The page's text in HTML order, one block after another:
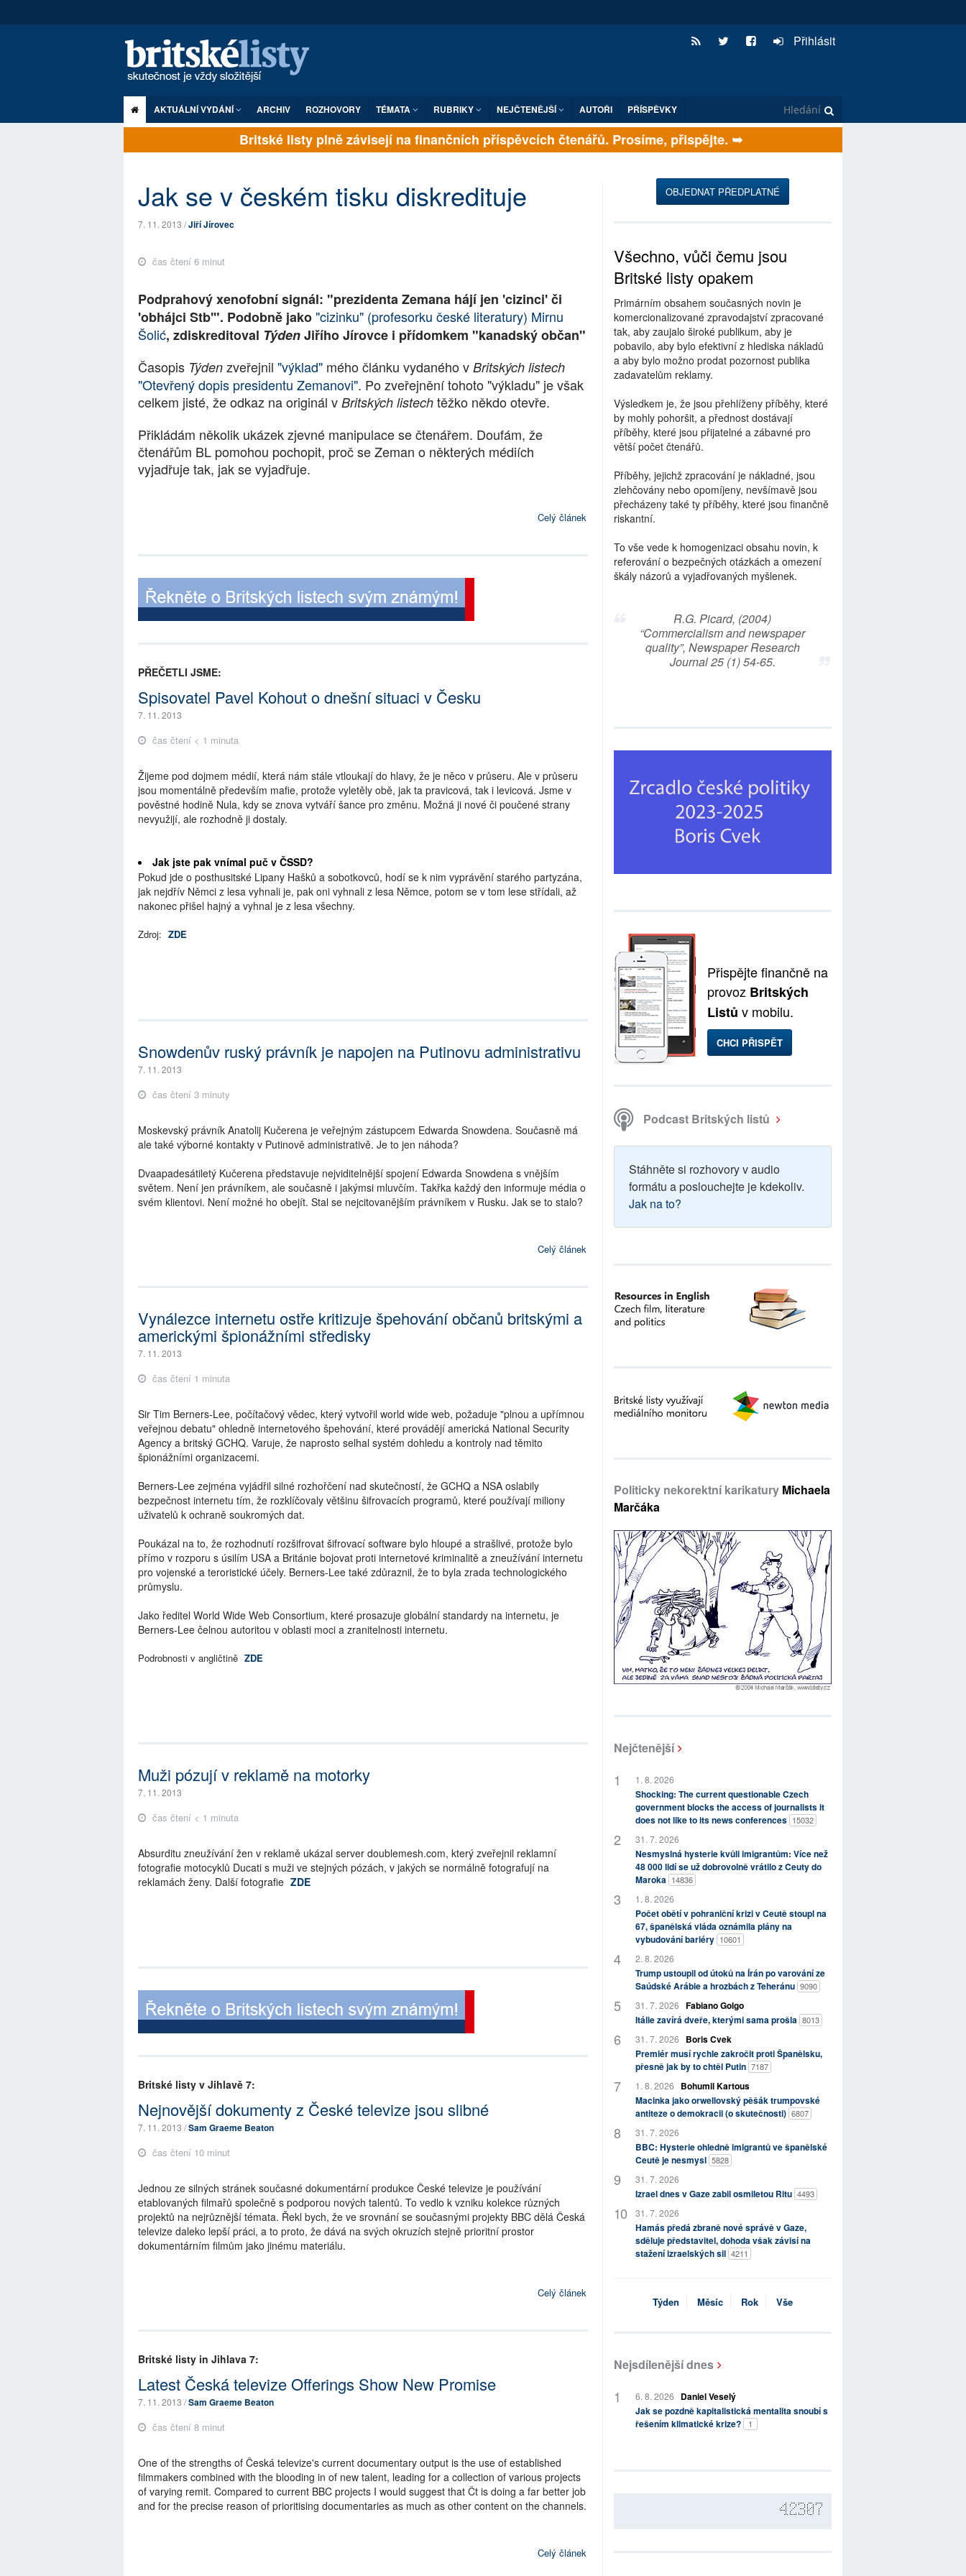
Přihlásit
AKTUÁLNÍ VYDÁNÍ ARCHIV ROZHOVORY TÉMATA RUBRIKY NEJČTENĚJŠÍ AUTOŘI PŘÍSPĚVKY
Britské listy plně závisejí na finančních příspěvcích čtenářů. Prosíme, přispějte. ➥
Jak se v českém tisku diskredituje
7. 11. 2013 /Jiří Jírovec
čas čtení 6 minut
Podprahový xenofobní signál: "prezidenta Zemana hájí jen 'cizinci' či
'obhájci Stb'". Podobně jako "cizinku" (profesorku české literatury) Mirnu
Šolić, zdiskreditoval TýdenJiřího Jírovce i přídomkem "kanadský občan"
Časopis Týden zveřejnil "výklad" mého článku vydaného v Britských listech
"Otevřený dopis presidentu Zemanovi". Po zveřejnění tohoto "výkladu" je však
celkem jisté, že odkaz na originál v Britských listech těžko někdo otevře.
Přikládám několik ukázek zjevné manipulace se čtenářem. Doufám, že
čtenářům BL pomohou pochopit, proč se Zeman o některých médiích
vyjadřuje tak, jak se vyjadřuje.
Celý článek
PŘEČETLI JSME:
Spisovatel Pavel Kohout o dnešní situaci v Česku
7. 11. 2013
čas čtení < 1 minuta
Žijeme pod dojmem médií, která nám stále vtloukají do hlavy, že je něco v průseru. Ale v průseru
jsou momentálně především mafie, protože vyletěly obě, jak ta pravicová, tak i levicová. Jsme v
pověstné hodině Nula, kdy se znova vytváří šance pro změnu. Možná ji nové či poučené strany
nevyužijí, ale rozhodně ji dostaly.
Jak jste pak vnímal puč v ČSSD?
Pokud jde o posthusitské Lipany Hašků a sobotkovců, hodí se k nim vyprávění starého partyzána,
jak nejdřív Němci z lesa vyhnali je, pak oni vyhnali z lesa Němce, potom se v tom lese střídali, až
nakonec přišel hajný a vyhnal je z lesa všechny.
Zdroj: ZDE
Snowdenův ruský právník je napojen na Putinovu administrativu
7. 11. 2013
čas čtení 3 minuty
Moskevský právník Anatolij Kučerena je veřejným zástupcem Edwarda Snowdena. Současně má
ale také výborné kontakty v Putinově administrativě. Je to jen náhoda?
Dvaapadesátiletý Kučerena představuje nejviditelnější spojení Edwarda Snowdena s vnějším
světem. Není jen právníkem, ale současně i jakýmsi mluvčím. Takřka každý den informuje média o
svém klientovi. Není možné ho obejít. Stal se nejcitovanějším právníkem v Rusku. Jak se to stalo?
Celý článek
Vynálezce internetu ostře kritizuje špehování občanů britskými a
americkými špionážními středisky
7. 11. 2013
čas čtení 1 minuta
Sir Tim Berners-Lee, počítačový vědec, který vytvořil world wide web, požaduje "plnou a upřímnou
veřejnou debatu" ohledně internetového špehování, které provádějí americká National Security
Agency a britský GCHQ. Varuje, že naprosto selhal systém dohledu a kontroly nad těmito
špionážními organizacemi.
Berners-Lee zejména vyjádřil silné rozhořčení nad skutečností, že GCHQ a NSA oslabily
bezpečnost internetu tím, že rozklíčovaly většinu šifrovacích programů, které používají miliony
uživatelů k ochraně soukromých dat.
Poukázal na to, že rozhodnutí rozšifrovat šifrovací software bylo hloupé a strašlivé, protože bylo
přímo v rozporu s úsilím USA a Británie bojovat proti internetové kriminalitě a zneužívání internetu
pro vojenské a teroristické účely. Berners-Lee také zdůraznil, že to byla zrada technologického
průmyslu.
Jako ředitel World Wide Web Consortium, které prosazuje globální standardy na internetu, je
Berners-Lee čelnou autoritou v oblasti moci a zranitelnosti internetu.
Podrobnosti v angličtině ZDE
Muži pózují v reklamě na motorky
7. 11. 2013
čas čtení < 1 minuta
Absurditu zneužívání žen v reklamě ukázal server doublemesh.com, který zveřejnil reklamní
fotografie motocyklů Ducati s muži ve stejných pózách, v jakých se normálně fotografují na
reklamách ženy. Další fotografie ZDE
Britské listy v Jihlavě 7:
Nejnovější dokumenty z České televize jsou slibné
7. 11. 2013 /Sam Graeme Beaton
čas čtení 10 minut
Jednou ze silných stránek současné dokumentární produkce České televize je používání
etablovaných filmařů společně s podporou nových talentů. To vedlo k vzniku kolekce různých
projektů na nejrůznější témata. Řekl bych, že ve srovnání se současnými projekty BBC dělá Česká
televize daleko lepší práci, a to proto, že dává na svých okruzích stejně prioritní prostor
dokumentárním filmům jako jinému materiálu.
Celý článek
Britské listy in Jihlava 7:
Latest Česká televize Offerings Show New Promise
7. 11. 2013 /Sam Graeme Beaton
čas čtení 8 minut
One of the strengths of Česká televize's current documentary output is the use of established
filmmakers combined with the blooding in of new talent, leading for a collection of various projects
of varying remit. Compared to current BBC projects I would suggest that Čt is doing a far better job
and for the precise reason of prioritising documentaries as much as other content on the channels.
Celý článek
OBJEDNAT PŘEDPLATNÉ
Všechno, vůči čemu jsou
Britské listy opakem
Primárním obsahem současných novin je
komercionalizované zpravodajství zpracované
tak, aby zaujalo široké publikum, aby je
pobavilo, aby bylo efektivní z hlediska nákladů
a aby bylo možno prodat pozornost publika
zadavatelům reklamy.
Výsledkem je, že jsou přehlíženy příběhy, které
by mohly pohoršit, a přednost dostávají
příběhy, které jsou přijatelné a zábavné pro
větší počet čtenářů.
Příběhy, jejichž zpracování je nákladné, jsou
zlehčovány nebo opomíjeny, nevšímavě jsou
přecházeny také ty příběhy, které jsou finančně
riskantní.
To vše vede k homogenizaci obsahu novin, k
referování o bezpečných otázkách a omezení
škály názorů a vyjadřovaných myšlenek.
R.G. Picard, (2004)
“Commercialism and newspaper
quality”, Newspaper Research
Journal 25 (1) 54-65.
Přispějte finančně na
provoz Britských
Listů v mobilu.
CHCI PŘISPĚT
Podcast Britských listů
Stáhněte si rozhovory v audio
formátu a poslouchejte je kdekoliv.
Jak na to?
Politicky nekorektní karikatury Michaela
Marčáka
Nejčtenější
1. 8. 2026
Shocking: The current questionable Czech
government blocks the access of journalists it
does not like to its news conferences 15032
31. 7. 2026
Nesmyslná hysterie kvůli imigrantům: Více než
48 000 lidí se už dobrovolně vrátilo z Ceuty do
Maroka 14836
1. 8. 2026
Počet obětí v pohraniční krizi v Ceutě stoupl na
67, španělská vláda oznámila plány na
vybudování bariéry 10601
2. 8. 2026
Trump ustoupil od útoků na Írán po varování ze
Saúdské Arábie a hrozbách z Teheránu 9090
31. 7. 2026 Fabiano Golgo
Itálie zavírá dveře, kterými sama prošla 8013
31. 7. 2026
Boris Cvek
Premiér musí rychle zakročit proti Španělsku,
přesně jak by to chtěl Putin 7187
1. 8. 2026
Bohumil Kartous
Macinka jako orwellovský pěšák trumpovské
antiteze o demokracii (o skutečnosti) 6807
31. 7. 2026
BBC: Hysterie ohledně imigrantů ve španělské
Ceutě je nesmysl 5828
31. 7. 2026
Izrael dnes v Gaze zabil osmiletou Ritu 4493
31. 7. 2026
Hamás předá zbraně nové správě v Gaze,
sděluje představitel, dohoda však závisí na
stažení izraelských sil 4211
Týden Měsíc Rok Vše
Nejsdílenější dnes
6. 8. 2026
Daniel Veselý
Jak se pozdně kapitalistická mentalita snoubí s
řešením klimatické krize?
1
42307